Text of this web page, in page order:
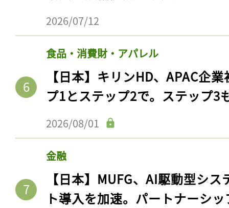
2026/07/12
食品・消費財・アパレル
【日本】キリンHD、APAC企
プ1とステップ2で。ステップ3
2026/08/01
金融
【日本】MUFG、AI駆動型シ
ト導入を加速。パートナーシ